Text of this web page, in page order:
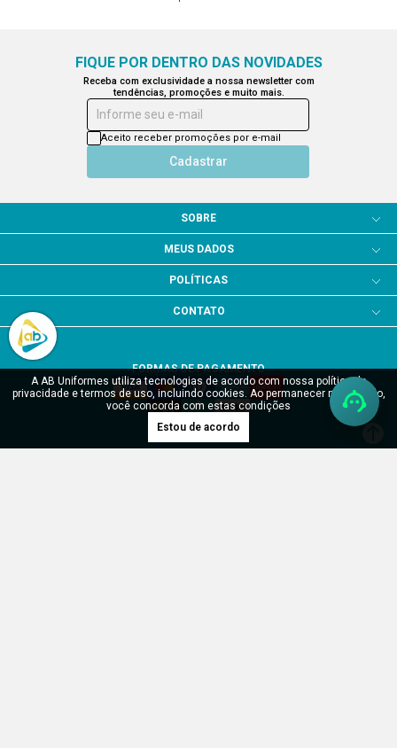
FIQUE POR DENTRO DAS NOVIDADES
Receba com exclusividade a nossa newsletter com
tendências, promoções e muito mais.
Informe seu e-mail
Cadastrar
Aceito receber promoções por e-mail
SOBRE
MEUS DADOS
POLÍTICAS
CONTATO
FORMAS DE PAGAMENTO
A AB Uniformes utiliza tecnologias de acordo com nossa política de
privacidade e termos de uso, incluindo cookies. Ao permanecer navegando,
você concorda com estas condições
Estou de acordo